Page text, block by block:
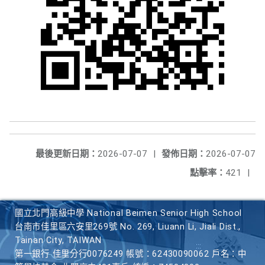
發佈日期： 2026-07-07
最後更新日期： 2026-07-07
|
點擊率： 421 |
國立北門高級中學 National Beimen Senior High School
台南市佳里區六安里269號 No. 269, Liuann Li, Jiali Dist.,
Tainan City, TAIWAN
第一銀行 佳里分行0076249 帳號：62430090062 戶名：中